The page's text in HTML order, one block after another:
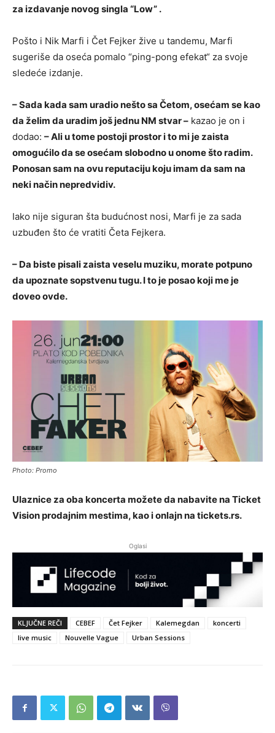
za izdavanje novog singla “Low” .
Pošto i Nik Marfi i Čet Fejker žive u tandemu, Marfi
sugeriše da oseća pomalo “ping-pong efekat“ za svoje
sledeće izdanje.
– Sada kada sam uradio nešto sa Četom, osećam se kao
da želim da uradim još jednu NM stvar – kazao je on i
dodao: – Ali u tome postoji prostor i to mi je zaista
omogućilo da se osećam slobodno u onome što radim.
Ponosan sam na ovu reputaciju koju imam da sam na
neki način nepredvidiv.
Iako nije siguran šta budućnost nosi, Marfi je za sada
uzbuđen što će vratiti Četa Fejkera.
– Da biste pisali zaista veselu muziku, morate potpuno
da upoznate sopstvenu tugu. I to je posao koji me je
doveo ovde.
Photo: Promo
Ulaznice za oba koncerta možete da nabavite na Ticket
Vision prodajnim mestima, kao i onlajn na tickets.rs.
Oglasi
KLJUČNE REČI CEBEF Čet Fejker Kalemegdan
koncerti
live music
Nouvelle Vague Urban Sessions